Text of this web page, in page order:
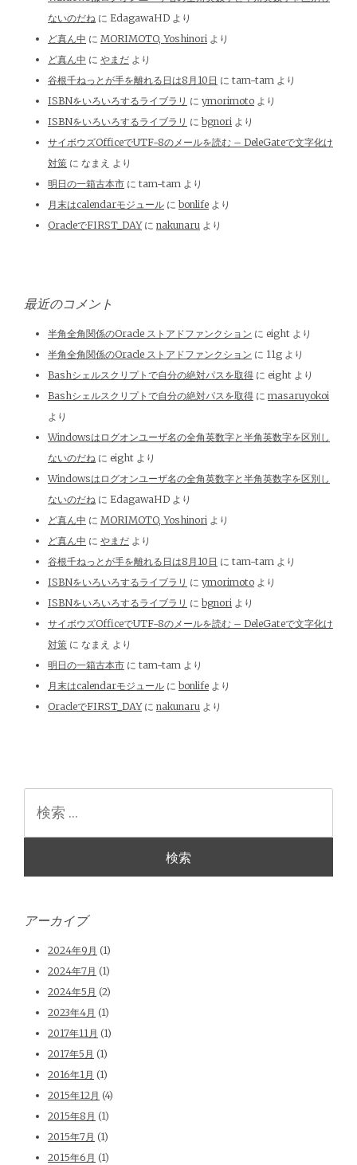
ないのだね に EdagawaHD より
ど真ん中 に MORIMOTO, Yoshinori より
ど真ん中 に やまだ より
谷根千ねっとが手を離れる日は8月10日 に tam-tam より
ISBNをいろいろするライブラリ に ymorimoto より
ISBNをいろいろするライブラリ に bgnori より
サイボウズOfficeでUTF-8のメールを読む – DeleGateで文字化け
対策 に なまえ より
明日の一箱古本市 に tam-tam より
月末はcalendarモジュール に bonlife より
OracleでFIRST_DAYに nakunaru より
最近のコメント
半角全角関係のOracle ストアドファンクション に eight より
半角全角関係のOracle ストアドファンクション に 11g より
Bashシェルスクリプトで自分の絶対パスを取得 に eight より
Bashシェルスクリプトで自分の絶対パスを取得 に masaruyokoi
より
Windowsはログオンユーザ名の全角英数字と半角英数字を区別し
ないのだね に eight より
Windowsはログオンユーザ名の全角英数字と半角英数字を区別し
ないのだね に EdagawaHD より
ど真ん中 に MORIMOTO, Yoshinori より
ど真ん中 に やまだ より
谷根千ねっとが手を離れる日は8月10日 に tam-tam より
ISBNをいろいろするライブラリ に ymorimoto より
ISBNをいろいろするライブラリ に bgnori より
サイボウズOfficeでUTF-8のメールを読む – DeleGateで文字化け
対策 に なまえ より
明日の一箱古本市 に tam-tam より
月末はcalendarモジュール に bonlife より
OracleでFIRST_DAYに nakunaru より
アーカイブ
2024年9月 (1)
2024年7月 (1)
2024年5月 (2)
2023年4月 (1)
2017年11月 (1)
2017年5月 (1)
2016年1月 (1)
2015年12月 (4)
2015年8月 (1)
2015年7月 (1)
2015年6月 (1)